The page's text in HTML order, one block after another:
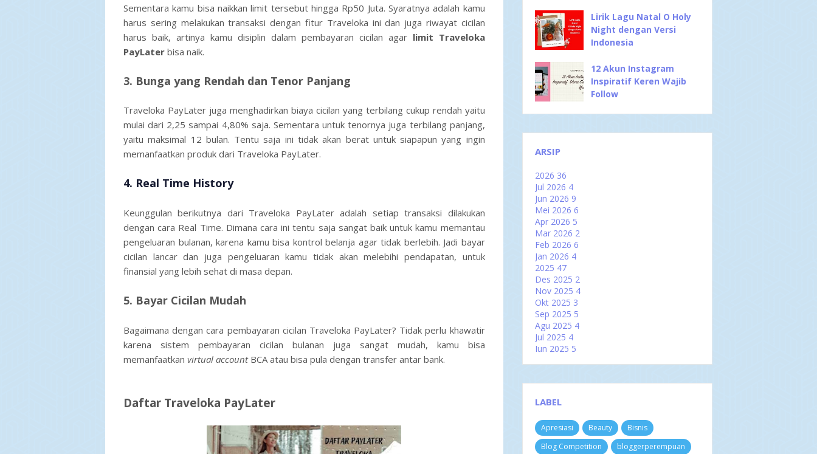
Sementara kamu bisa naikkan limit tersebut hingga Rp50 Juta. Syaratnya adalah kamu
harus sering melakukan transaksi dengan fitur Traveloka ini dan juga riwayat cicilan
harus baik, artinya kamu disiplin dalam pembayaran cicilan agar limit Traveloka
PayLater bisa naik.
3. Bunga yang Rendah dan Tenor Panjang
Traveloka PayLater juga menghadirkan biaya cicilan yang terbilang cukup rendah yaitu
mulai dari 2,25 sampai 4,80% saja. Sementara untuk tenornya juga terbilang panjang,
yaitu maksimal 12 bulan. Tentu saja ini tidak akan berat untuk siapapun yang ingin
memanfaatkan produk dari Traveloka PayLater.
4. Real Time History
Keunggulan berikutnya dari Traveloka PayLater adalah setiap transaksi dilakukan
dengan cara Real Time. Dimana cara ini tentu saja sangat baik untuk kamu memantau
pengeluaran bulanan, karena kamu bisa kontrol belanja agar tidak berlebih. Jadi bayar
cicilan lancar dan juga pengeluaran kamu tidak akan melebihi pendapatan, untuk
finansial yang lebih sehat di masa depan.
5. Bayar Cicilan Mudah
Bagaimana dengan cara pembayaran cicilan Traveloka PayLater? Tidak perlu khawatir
karena sistem pembayaran cicilan bulanan juga sangat mudah, kamu bisa
memanfaatkan virtual accountBCA atau bisa pula dengan transfer antar bank.
Daftar Traveloka PayLater
Lirik Lagu Natal O Holy
Night dengan Versi
Indonesia
12 Akun Instagram
Inspiratif Keren Wajib
Follow
ARSIP
2026 36
Jul 2026 4
Jun 2026 9
Mei 2026 6
Apr 2026 5
Mar 2026 2
Feb 2026 6
Jan 2026 4
2025 47
Des 2025 2
Nov 2025 4
Okt 2025 3
Sep 2025 5
Agu 2025 4
Jul 2025 4
Jun 2025 5
Mar 20256
Jan 2025
202460
Des 2024 3
Nov 20244
LABEL
Apresiasi Beauty
Bisnis
Blog Competition
bloggerperempuan